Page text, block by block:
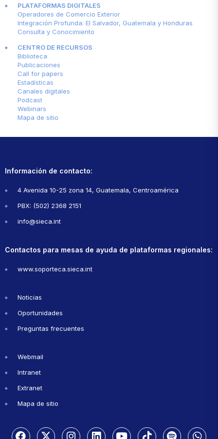
PLATAFORMAS DIGITALES
Operadores de Comercio Exterior
Integración Profunda: El Salvador, Guatemala y Honduras
Consulta y Conocimiento
CENTRO DE RECURSOS
Biblioteca
Publicaciones
Call for papers
Estadísticas
Canales digitales
Podcast
Webinars
Mapa de sitio
Información de contacto:
4 Avenida 10-25 zona 14, Guatemala, Centroamérica
PBX: (502) 2368 2151
info@sieca.int
Contactos para mesas de ayuda de plataformas regionales:
www.soporteca.sieca.int
Noticias
Oportunidades
Preguntas frecuentes
Webmail
Intranet
Extranet
Mapa de sitio